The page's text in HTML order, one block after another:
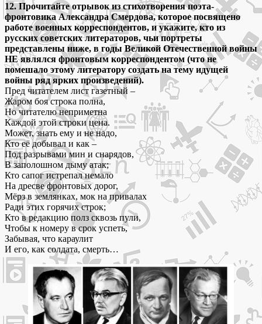
12. Прочитайте отрывок из стихотворения поэта-
фронтовика Александра Смердова, которое посвящено
работе военных корреспондентов, и укажите, кто из
русских советских литераторов, чьи портреты
представлены ниже, в годы Великой Отечественной войны
НЕ являлся фронтовым корреспондентом (что не
помешало этому литератору создать на тему идущей
войны ряд ярких произведений).
Пред читателем лист газетный –
Жаром боя строка полна,
Но читателю неприметна
Каждой этой строки цена.
Может, знать ему и не надо,
Кто её добывал и как –
Под разрывами мин и снарядов,
В заполошном дыму атак;
Кто сапог истрепал немало
На дресве фронтовых дорог,
Мёрз в землянках, мок на привалах
Ради этих горячих строк;
Кто в редакцию полз сквозь пули,
Чтобы к номеру в срок успеть,
Забывая, что караулит
И его, как солдата, смерть…